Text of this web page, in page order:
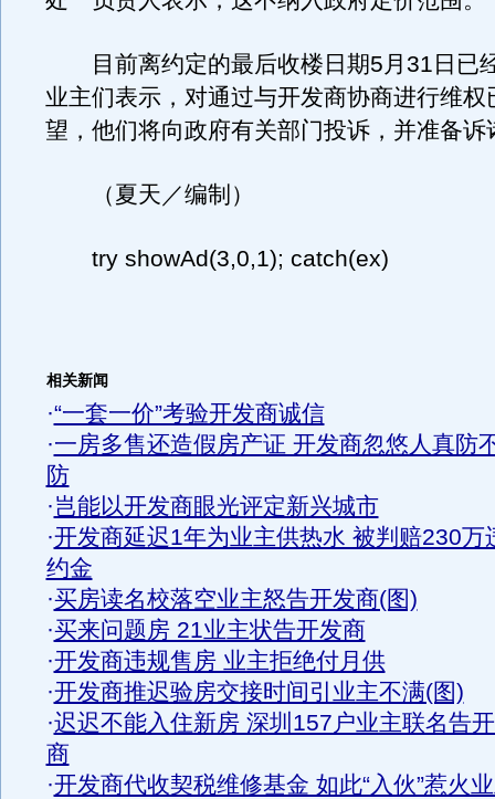
目前离约定的最后收楼日期5月31日已
业主们表示，对通过与开发商协商进行维权
望，他们将向政府有关部门投诉，并准备诉
（夏天／编制）
try showAd(3,0,1); catch(ex)
相关新闻
·“一套一价”考验开发商诚信
·一房多售还造假房产证 开发商忽悠人真防
防
·岂能以开发商眼光评定新兴城市
·开发商延迟1年为业主供热水 被判赔230万
约金
·买房读名校落空业主怒告开发商(图)
·买来问题房 21业主状告开发商
·开发商违规售房 业主拒绝付月供
·开发商推迟验房交接时间引业主不满(图)
·迟迟不能入住新房 深圳157户业主联名告
商
·开发商代收契税维修基金 如此“入伙”惹火